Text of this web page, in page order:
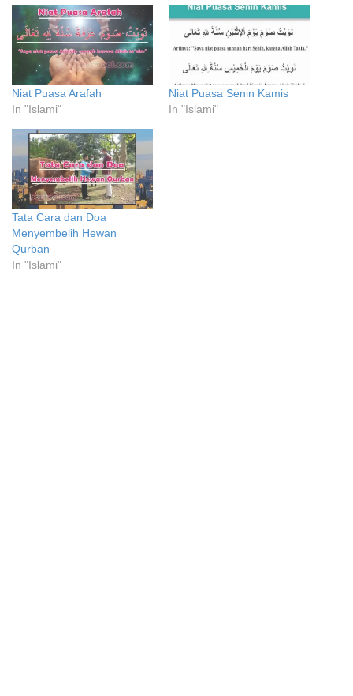
Niat Puasa Arafah
In "Islami"
Niat Puasa Senin Kamis
In "Islami"
Tata Cara dan Doa
Menyembelih Hewan
Qurban
In "Islami"